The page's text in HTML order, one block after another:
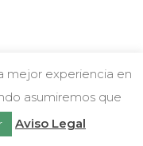
con nosotros
mejor experiencia en
asumiremos que
Aviso Legal